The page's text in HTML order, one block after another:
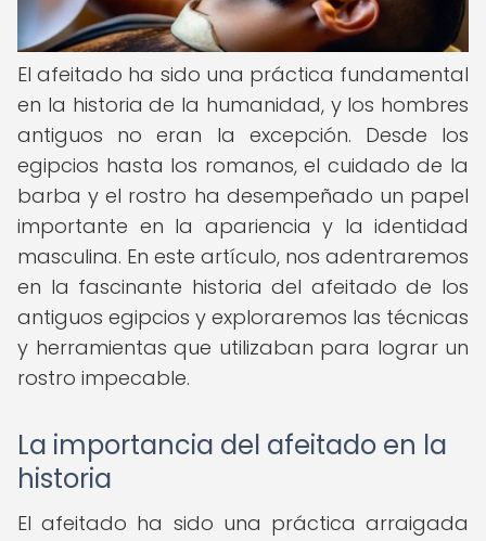
El afeitado ha sido una práctica fundamental
en la historia de la humanidad, y los hombres
antiguos no eran la excepción. Desde los
egipcios hasta los romanos, el cuidado de la
barba y el rostro ha desempeñado un papel
importante en la apariencia y la identidad
masculina. En este artículo, nos adentraremos
en la fascinante historia del afeitado de los
antiguos egipcios y exploraremos las técnicas
y herramientas que utilizaban para lograr un
rostro impecable.
La importancia del afeitado en la
historia
El afeitado ha sido una práctica arraigada